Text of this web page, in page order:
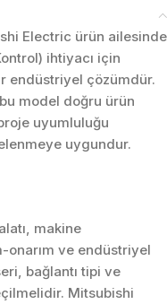
Electric ürün ailesinde
ihtiyacı için
endüstriyel çözümdür.
model doğru ürün
uyumluluğu
uygundur.
makine
onarım ve endüstriyel
bağlantı tipi ve
Mitsubishi